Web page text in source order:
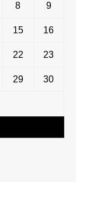
8 9
15 16
22 23
29 30